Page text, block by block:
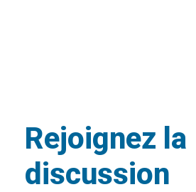
Rejoignez la
discussion